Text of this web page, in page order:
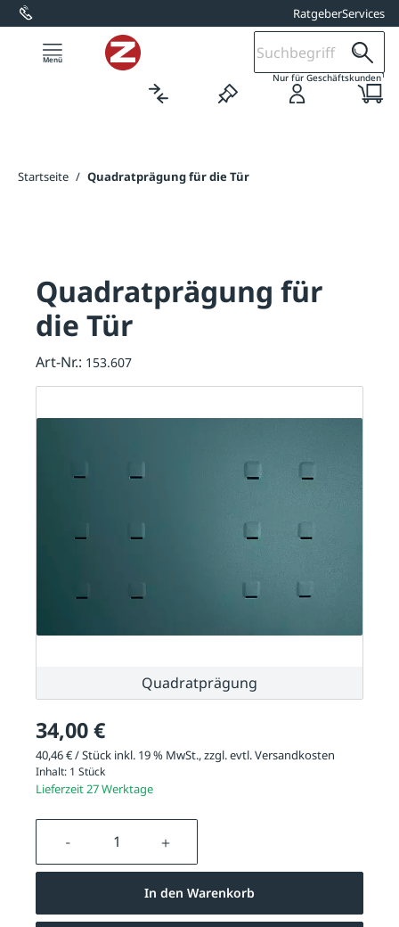
springen RatgeberServices
Nur für Geschäftskunden1
Startseite / Quadratprägung für die Tür
34,00 €
40,46 € / Stück inkl. 19 % MwSt., zzgl. evtl.Versandkosten
Inhalt: 1 Stück
Lieferzeit 27 Werktage
Produkt Anzahl: Gib den
In den Warenkorb
Quadratprägung für
die Tür
Art-Nr.: 153.607
Quadratprägung